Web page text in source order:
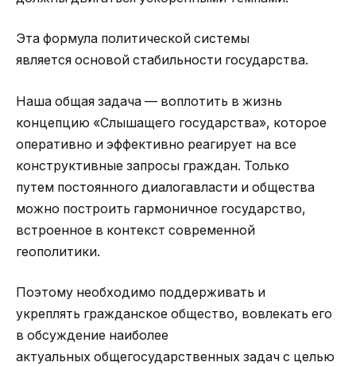
Эта формула политической системы
является основой стабильности государства.
Наша общая задача — воплотить в жизнь
концепцию «Слышащего государства», которое
оперативно и эффективно реагирует на все
конструктивные запросы граждан. Только
путем постоянного диалогавласти и общества
можно построить гармоничное государство,
встроенное в контекст современной
геополитики.
Поэтому необходимо поддерживать и
укреплять гражданское общество, вовлекать его
в обсуждение наиболее
актуальных общегосударственных задач с целью